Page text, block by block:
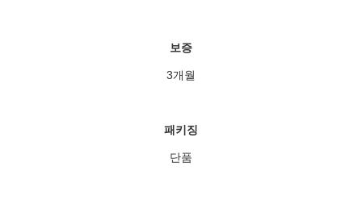
보증
3개월
패키징
단품